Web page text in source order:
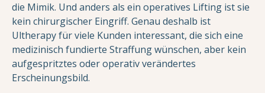
die Mimik. Und anders als ein operatives Lifting ist sie
kein chirurgischer Eingriff. Genau deshalb ist
Ultherapy für viele Kunden interessant, die sich eine
medizinisch fundierte Straffung wünschen, aber kein
aufgespritztes oder operativ verändertes
Erscheinungsbild.